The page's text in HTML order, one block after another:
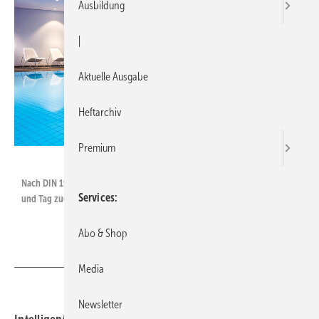
Nach DIN 19643 müssen mindestens 30 l frisches Wasser pro Badegast
und Tag zugeführt werden.
Ausbildung
Aktuelle Ausgabe
Heftarchiv
Premium
Services
Abo & Shop
Media
Newsletter